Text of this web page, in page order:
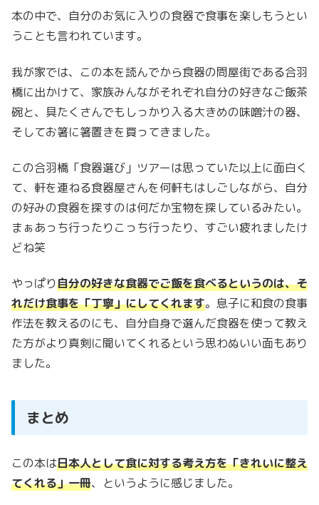
本の中で、自分のお気に入りの食器で食事を楽しもうとい
うことも言われています。
我が家では、この本を読んでから食器の問屋街である合羽
橋に出かけて、家族みんながそれぞれ自分の好きなご飯茶
碗と、具たくさんでもしっかり入る大きめの味噌汁の器、
そしてお箸に箸置きを買ってきました。
この合羽橋「食器選び」ツアーは思っていた以上に面白く
て、軒を連ねる食器屋さんを何軒もはしごしながら、自分
の好みの食器を探すのは何だか宝物を探しているみたい。
まぁあっち行ったりこっち行ったり、すごい疲れましたけ
どね笑
やっぱり自分の好きな食器でご飯を食べるというのは、そ
れだけ食事を「丁寧」にしてくれます。息子に和食の食事
作法を教えるのにも、自分自身で選んだ食器を使って教え
た方がより真剣に聞いてくれるという思わぬいい面もあり
ました。
まとめ
この本は日本人として食に対する考え方を「きれいに整え
てくれる」一冊、というように感じました。